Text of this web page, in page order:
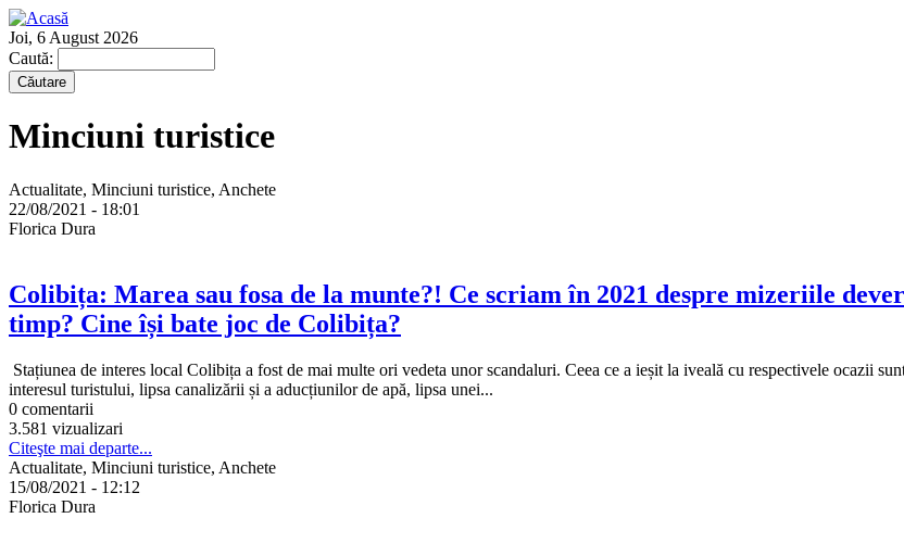
Joi, 6 August 2026
Caută:
Minciuni turistice
Actualitate, Minciuni turistice, Anchete
22/08/2021 - 18:01
Florica Dura
Colibița: Marea sau fosa de la munte?! Ce scriam în 2021 despre mizeriile
timp? Cine își bate joc de Colibița?
Stațiunea de interes local Colibița a fost de mai multe ori vedeta unor scandaluri. Ceea ce a ieșit la iveală cu respectivele ocazii
interesul turistului, lipsa canalizării și a aducțiunilor de apă, lipsa unei...
0 comentarii
3.581 vizualizari
Citeşte mai departe...
Actualitate, Minciuni turistice, Anchete
15/08/2021 - 12:12
Florica Dura